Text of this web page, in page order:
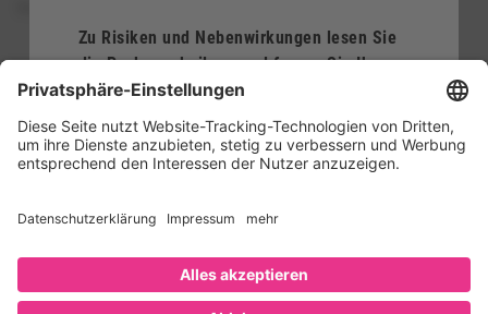
Zu Risiken und Nebenwirkungen lesen Sie
die Packungsbeilage und fragen Sie Ihre
Ärztin, Ihren Arzt oder in Ihrer Apotheke.
Stand: 01/2023.mibeGmbH Arzneimittel,
06796 Brehna.